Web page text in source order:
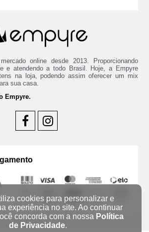
online desde 2013. Proporcionando
e atendendo a todo Brasil. Hoje, a Empyre
na loja, podendo assim oferecer um mix
sua casa.
Empyre.
cookies para personalizar e
experiência no site. Ao continuar
concorda com a nossa Política
de Privacidade.